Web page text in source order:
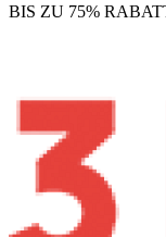
BIS ZU 75%